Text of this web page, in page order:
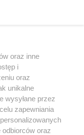
oraz inne
i
oraz
unikalne
wysyłane przez
zapewniania
oraz